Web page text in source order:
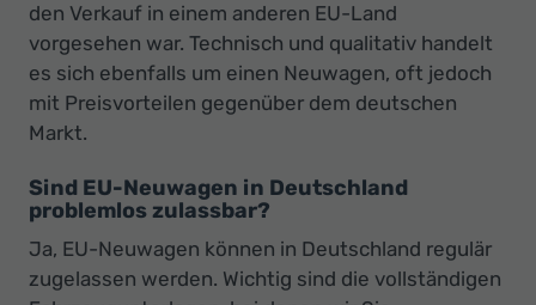
den Verkauf in einem anderen EU-Land
vorgesehen war. Technisch und qualitativ handelt
es sich ebenfalls um einen Neuwagen, oft jedoch
mit Preisvorteilen gegenüber dem deutschen
Markt.
Sind EU-Neuwagen in Deutschland
problemlos zulassbar?
Ja, EU-Neuwagen können in Deutschland regulär
zugelassen werden. Wichtig sind die vollständigen